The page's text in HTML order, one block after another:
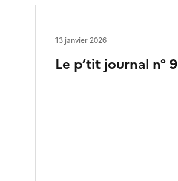
Le p’tit journal n° 9
13 janvier 2026